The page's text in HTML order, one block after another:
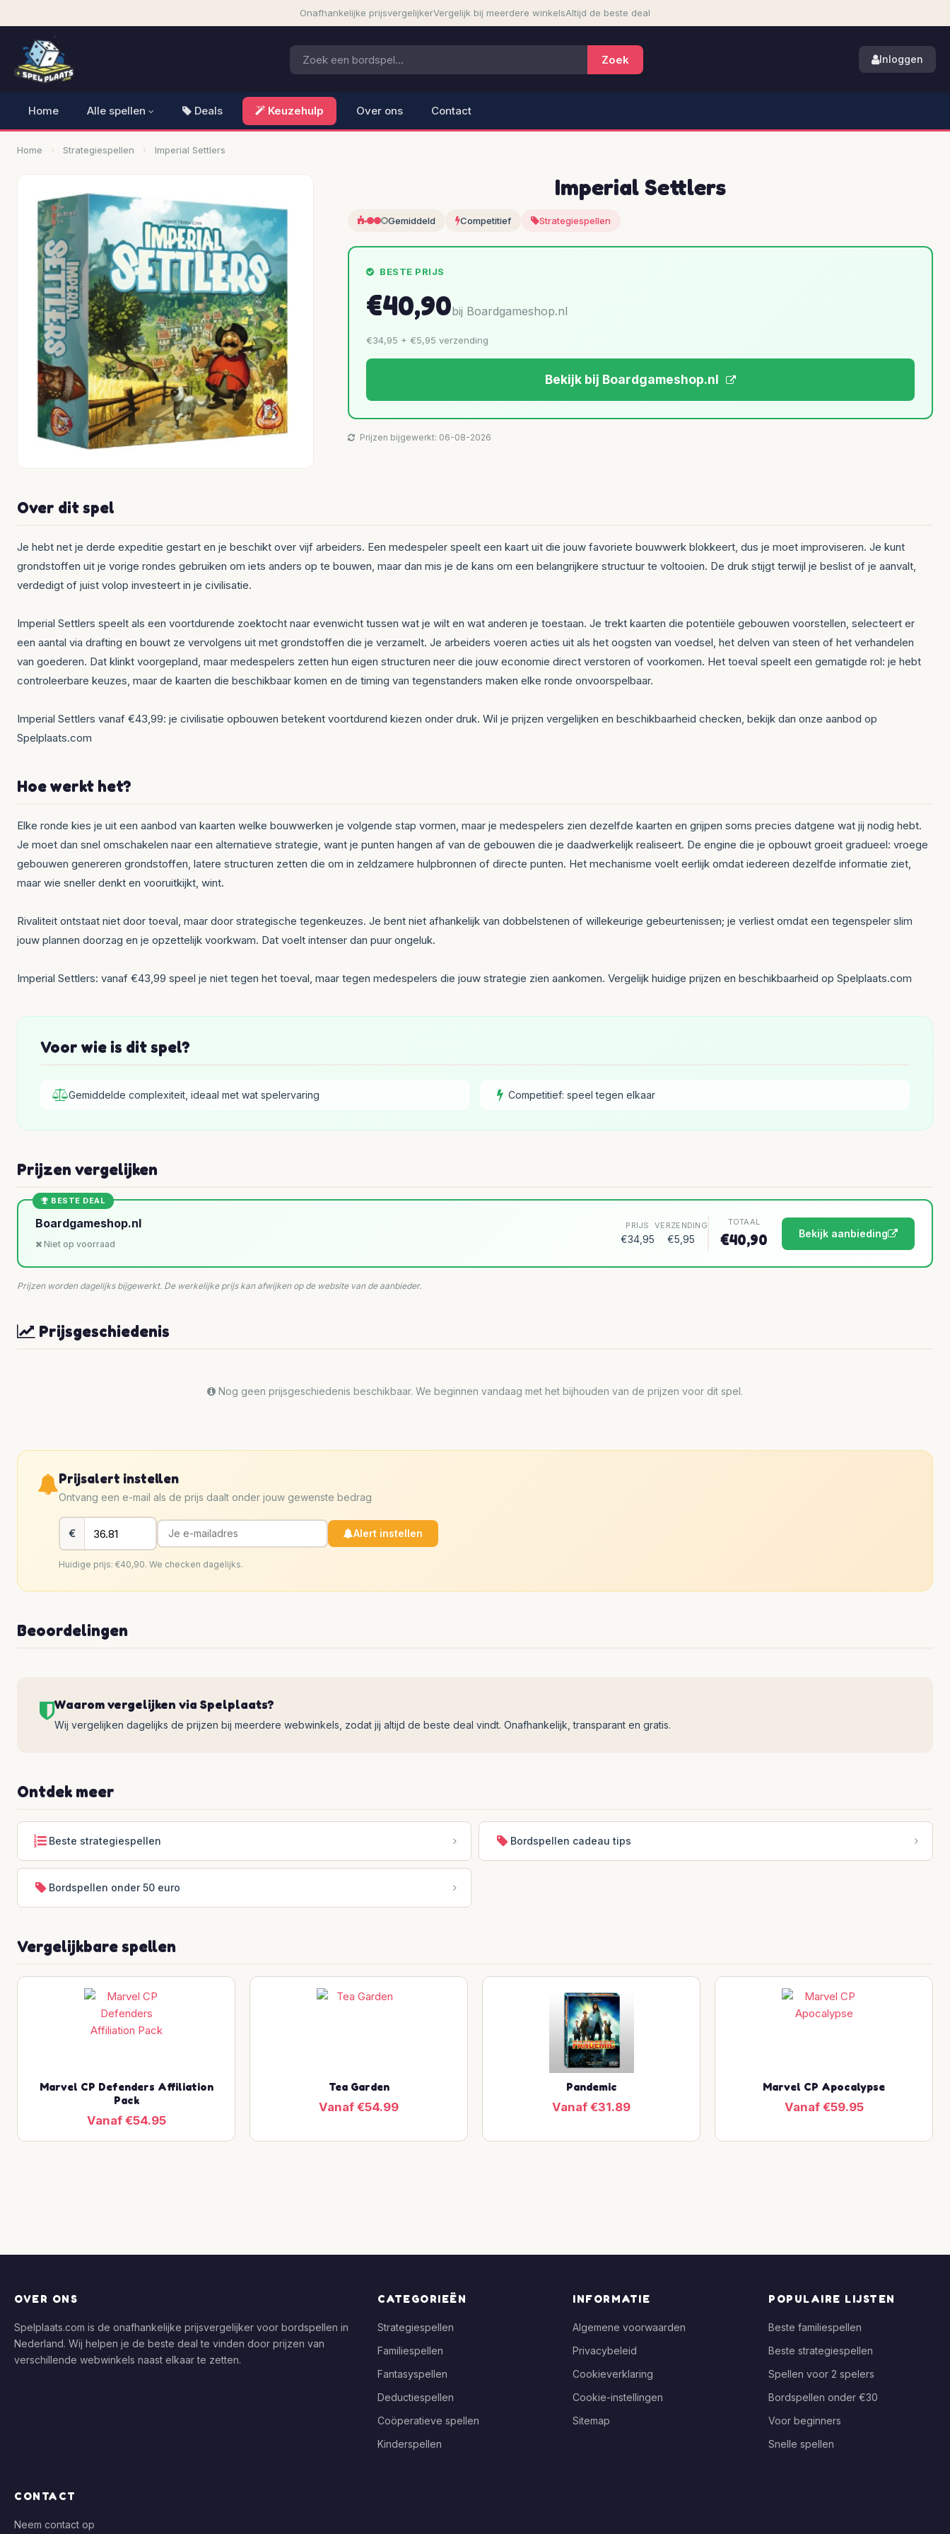
Onafhankelijke prijsvergelijkerVergelijk bij meerdere winkelsAltijd de beste deal
Inloggen
Home Alle spellen Deals Keuzehulp Over ons Contact
Home Strategiespellen Imperial Settlers
Imperial Settlers
Gemiddeld Competitief Strategiespellen
BESTE PRIJS
€40,90bij Boardgameshop.nl
€34,95 + €5,95 verzending
Bekijk bij Boardgameshop.nl
Prijzen bijgewerkt: 06-08-2026
Over dit spel
Je hebt net je derde expeditie gestart en je beschikt over vijf arbeiders. Een medespeler speelt een kaart uit die jouw favoriete bouwwerk blokkeert, dus je moet improviseren. Je kunt
grondstoffen uit je vorige rondes gebruiken om iets anders op te bouwen, maar dan mis je de kans om een belangrijkere structuur te voltooien. De druk stijgt terwijl je beslist of je aanvalt,
verdedigt of juist volop investeert in je civilisatie.
Imperial Settlers speelt als een voortdurende zoektocht naar evenwicht tussen wat je wilt en wat anderen je toestaan. Je trekt kaarten die potentiële gebouwen voorstellen, selecteert er
een aantal via drafting en bouwt ze vervolgens uit met grondstoffen die je verzamelt. Je arbeiders voeren acties uit als het oogsten van voedsel, het delven van steen of het verhandelen
van goederen. Dat klinkt voorgepland, maar medespelers zetten hun eigen structuren neer die jouw economie direct verstoren of voorkomen. Het toeval speelt een gematigde rol: je hebt
controleerbare keuzes, maar de kaarten die beschikbaar komen en de timing van tegenstanders maken elke ronde onvoorspelbaar.
Imperial Settlers vanaf €43,99: je civilisatie opbouwen betekent voortdurend kiezen onder druk. Wil je prijzen vergelijken en beschikbaarheid checken, bekijk dan onze aanbod op
Spelplaats.com
Hoe werkt het?
Elke ronde kies je uit een aanbod van kaarten welke bouwwerken je volgende stap vormen, maar je medespelers zien dezelfde kaarten en grijpen soms precies datgene wat jij nodig hebt.
Je moet dan snel omschakelen naar een alternatieve strategie, want je punten hangen af van de gebouwen die je daadwerkelijk realiseert. De engine die je opbouwt groeit gradueel: vroege
gebouwen genereren grondstoffen, latere structuren zetten die om in zeldzamere hulpbronnen of directe punten. Het mechanisme voelt eerlijk omdat iedereen dezelfde informatie ziet,
maar wie sneller denkt en vooruitkijkt, wint.
Rivaliteit ontstaat niet door toeval, maar door strategische tegenkeuzes. Je bent niet afhankelijk van dobbelstenen of willekeurige gebeurtenissen; je verliest omdat een tegenspeler slim
jouw plannen doorzag en je opzettelijk voorkwam. Dat voelt intenser dan puur ongeluk.
Imperial Settlers: vanaf €43,99 speel je niet tegen het toeval, maar tegen medespelers die jouw strategie zien aankomen. Vergelijk huidige prijzen en beschikbaarheid op Spelplaats.com
Voor wie is dit spel?
Gemiddelde complexiteit, ideaal met wat spelervaring Competitief: speel tegen elkaar
Prijzen vergelijken
BESTE DEAL
Boardgameshop.nl
Niet op voorraad
PRIJS
€34,95
VERZENDING
€5,95
TOTAAL
€40,90 Bekijk aanbieding
Prijzen worden dagelijks bijgewerkt. De werkelijke prijs kan afwijken op de website van de aanbieder.
Prijsgeschiedenis
Nog geen prijsgeschiedenis beschikbaar. We beginnen vandaag met het bijhouden van de prijzen voor dit spel.
Prijsalert instellen
Ontvang een e-mail als de prijs daalt onder jouw gewenste bedrag
€ Alert instellen
Huidige prijs: €40,90. We checken dagelijks.
Beoordelingen
Waarom vergelijken via Spelplaats?
Wij vergelijken dagelijks de prijzen bij meerdere webwinkels, zodat jij altijd de beste deal vindt. Onafhankelijk, transparant en gratis.
Ontdek meer
Beste strategiespellen Bordspellen cadeau tips
Bordspellen onder 50 euro
Vergelijkbare spellen
Marvel CP Defenders Affiliation
Pack
Vanaf €54.95
Tea Garden
Vanaf €54.99
Pandemic
Vanaf €31.89
Marvel CP Apocalypse
Vanaf €59.95
OVER ONS
Spelplaats.com is de onafhankelijke prijsvergelijker voor bordspellen in
Nederland. Wij helpen je de beste deal te vinden door prijzen van
verschillende webwinkels naast elkaar te zetten.
CATEGORIEËN
Strategiespellen
Familiespellen
Fantasyspellen
Deductiespellen
Coöperatieve spellen
Kinderspellen
INFORMATIE
Algemene voorwaarden
Privacybeleid
Cookieverklaring
Cookie-instellingen
Sitemap
POPULAIRE LIJSTEN
Beste familiespellen
Beste strategiespellen
Spellen voor 2 spelers
Bordspellen onder €30
Voor beginners
Snelle spellen
CONTACT
Neem contact op